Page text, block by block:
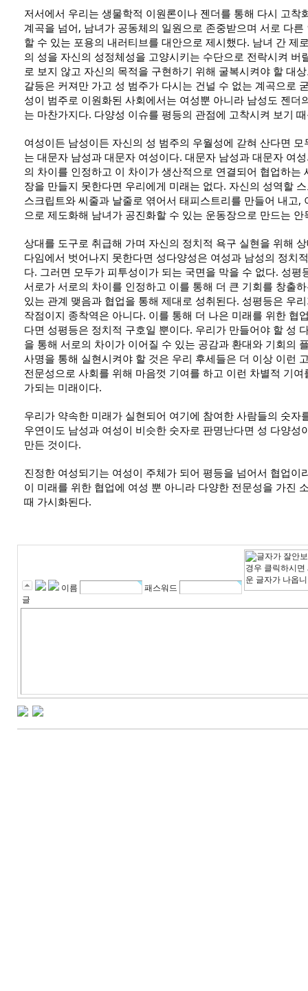
저서에서 우리는 생물학적 이원론이나 젠더를 통해 다시 고착
계곡을 넘어, 남녀가 공동체의 일원으로 존중받으며 서로 다
할 수 있는 포용의 내러티브를 대안으로 제시했다. 남녀 간 제
의 성을 자신의 성정체성을 고양시키는 수단으로 전락시켜 버
로 보지 않고 자신의 목적을 구현하기 위해 굴복시켜야 할 대
갈등은 커져만 가고 성 범주가 다시는 건널 수 없는 계곡으로
성이 범주로 이원화된 사회에서는 여성뿐 아니라 남성도 젠더
는 마찬가지다. 다양성 이슈를 평등의 관점에 고착시켜 보기
여성이든 남성이든 자신의 성 범주의 우월성에 갇혀 산다면
는 대문자 남성과 대문자 여성이다. 대문자 남성과 대문자 여
의 차이를 인정하고 이 차이가 생산적으로 연결되어 협업하는
장을 만들지 못한다면 우리에게 미래는 없다. 자신의 성역할
스크립트와 씨줄과 날줄로 엮어서 태피스트리를 만들어 내고,
으로 제도화해 남녀가 공진화할 수 있는 운동장으로 만드는 안
상대를 도구로 취급해 가며 자신의 정치적 욕구 실현을 위해
다임에서 벗어나지 못한다면 성다양성은 여성과 남성의 정치
다. 그러면 모두가 피투성이가 되는 국면을 막을 수 없다. 성평
서로가 서로의 차이를 인정하고 이를 통해 더 큰 기회를 창출
있는 관계 맺음과 협업을 통해 제대로 성취된다. 성평등은 우
작점이지 종착역은 아니다. 이를 통해 더 나은 미래를 위한 협
다면 성평등은 정치적 구호일 뿐이다. 우리가 만들어야 할 성
을 통해 서로의 차이가 이어질 수 있는 공감과 환대와 기회의
사명을 통해 실현시켜야 할 것은 우리 후세들은 더 이상 이런
전문성으로 사회를 위해 마음껏 기여를 하고 이런 차별적 기
가되는 미래이다.
우리가 약속한 미래가 실현되어 여기에 참여한 사람들의 숫자
우연이도 남성과 여성이 비슷한 숫자로 판명난다면 성 다양성
만든 것이다.
진정한 여성되기는 여성이 주체가 되어 평등을 넘어서 협업이
이 미래를 위한 협업에 여성 뿐 아니라 다양한 전문성을 가진
때 가시화된다.
이름
패스워드
글